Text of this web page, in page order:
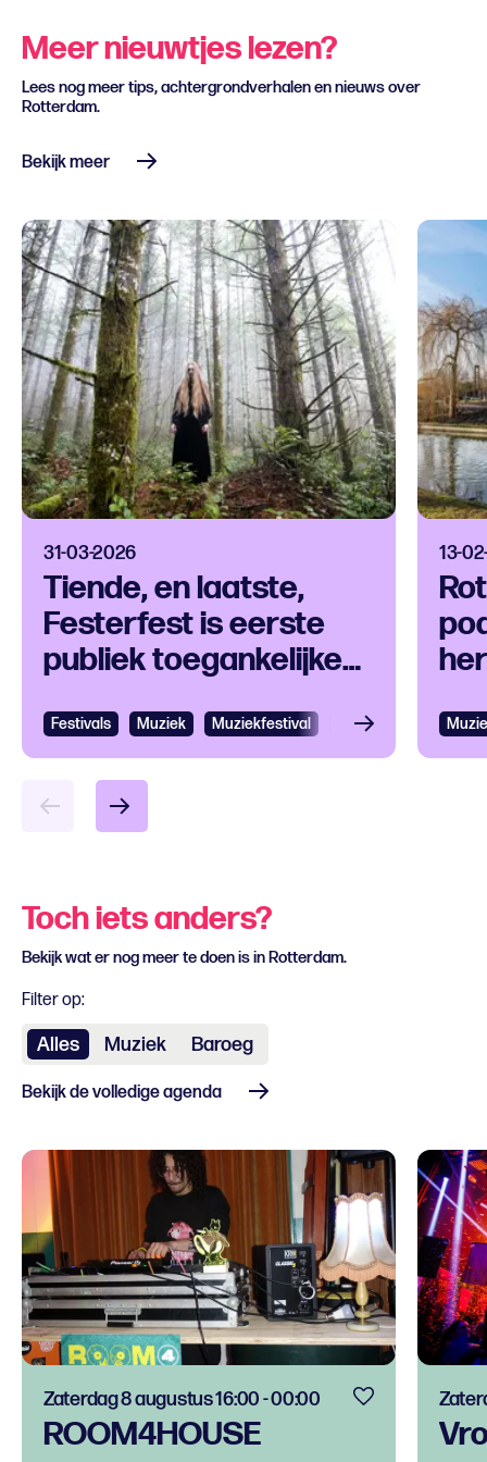
Meer nieuwtjes lezen?
Lees nog meer tips, achtergrondverhalen en nieuws over
Rotterdam.
Bekijk meer
31-03-2026
Tiende, en laatste,
Festerfest is eerste
publiek toegankelijke
Festivals Muziek Muziekfestival Pop en Rock
13-
Toch iets anders?
Bekijk wat er nog meer te doen is in Rotterdam.
Filter op:
Alles Muziek Baroeg
Bekijk de volledige agenda
ROOM4HOUSE
Zaterdag 8 augustus 16:00 - 00:00